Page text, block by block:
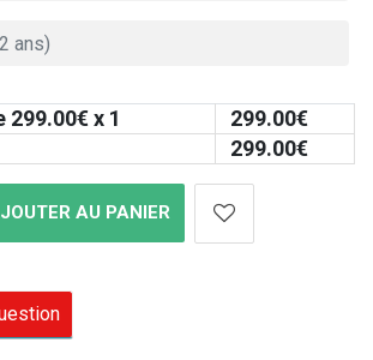
299.00€ x 1 299.00€
299.00€
AU PANIER